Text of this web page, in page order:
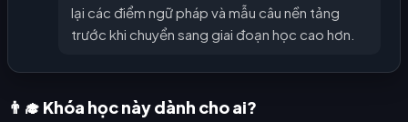
lại các điểm ngữ pháp và mẫu câu nền tảng
trước khi chuyển sang giai đoạn học cao hơn.
👨‍🎓 Khóa học này dành cho ai?